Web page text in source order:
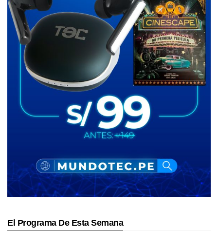
El Programa De Esta Semana